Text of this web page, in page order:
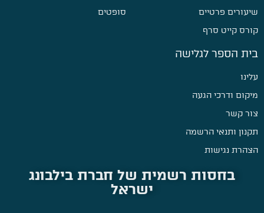
שיעורים פרטיים
קורס קייט סרף
סופטים
בית הספר לגלישה
עלינו
מיקום ודרכי הגעה
צור קשר
תקנון ותנאי הרשמה
הצהרת נגישות
בחסות רשמית של חברת בילבונג
ישראל